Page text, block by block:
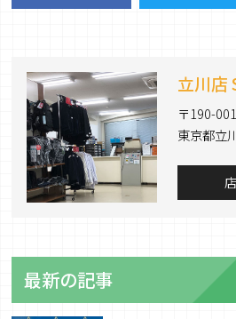
立川店
〒190-
東京都立
最新の記事